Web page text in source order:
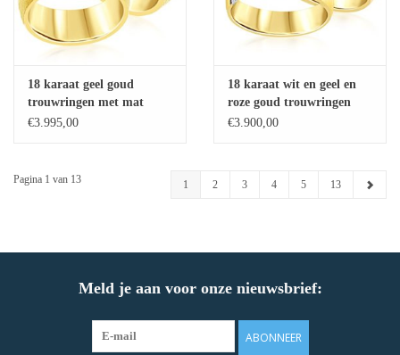
18 karaat geel goud
trouwringen met mat
afwerking met 0.08 ct
€3.995,00
18 karaat wit en geel en
roze goud trouwringen
met mat en glanzend
€3.900,00
Pagina 1 van 13 1 2 3 4 5 13
Meld je aan voor onze nieuwsbrief:
ABONNEER